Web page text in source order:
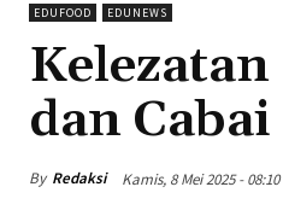
EDUFOOD EDUNEWS
dan
By Redaksi Kamis, 8 Mei 2025 - 08:10